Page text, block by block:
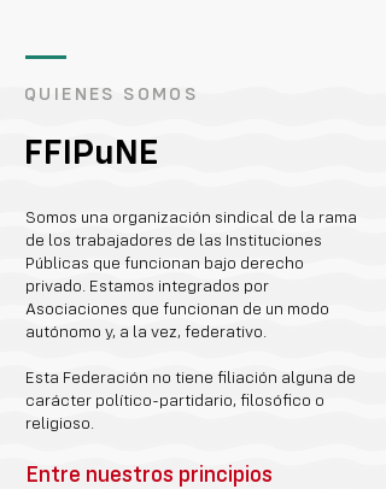
QUIENES SOMOS
FFIPuNE
Somos una organización sindical de la rama
de los trabajadores de las Instituciones
Públicas que funcionan bajo derecho
privado. Estamos integrados por
Asociaciones que funcionan de un modo
autónomo y, a la vez, federativo.
Esta Federación no tiene filiación alguna de
carácter político-partidario, filosófico o
religioso.
Entre nuestros principios